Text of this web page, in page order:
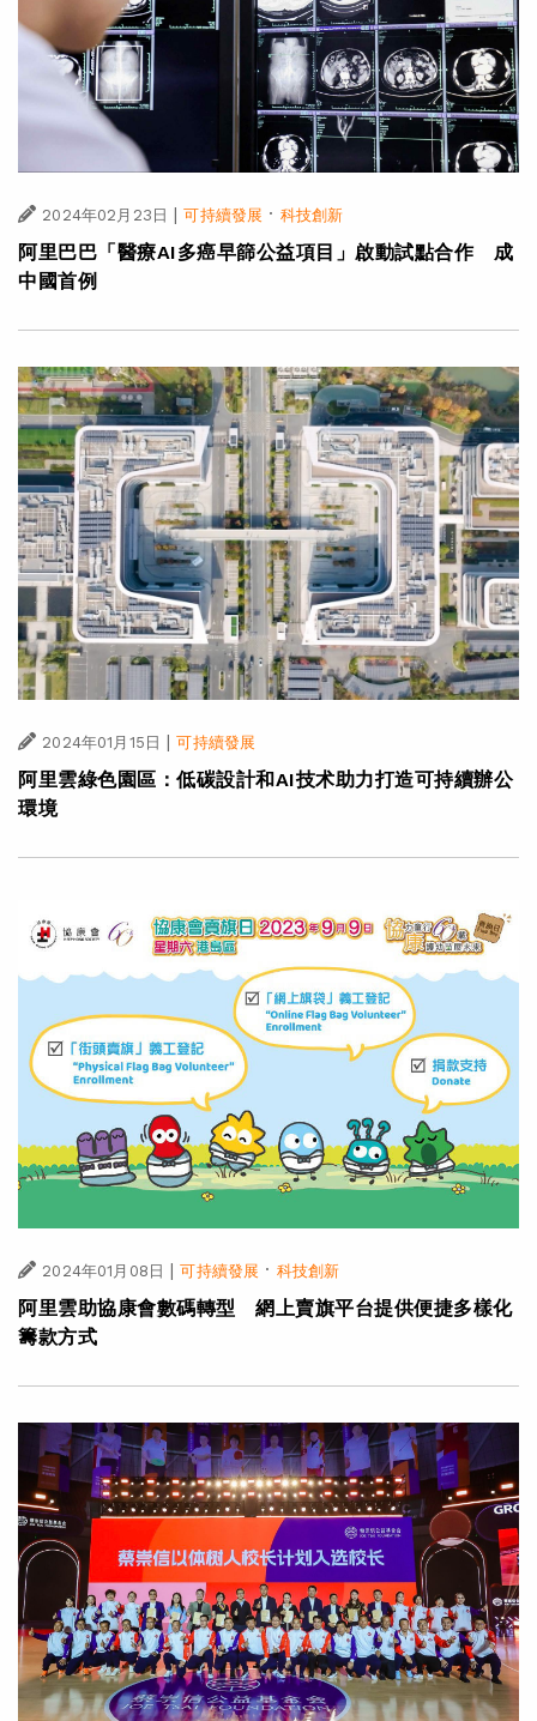
2024年02月23日 | 可持續發展 · 科技創新
阿里巴巴「醫療AI多癌早篩公益項目」啟動試點合作 成
中國首例
2024年01月15日 | 可持續發展
阿里雲綠色園區：低碳設計和AI技术助力打造可持續辦公
環境
2024年01月08日 | 可持續發展 · 科技創新
阿里雲助協康會數碼轉型 網上賣旗平台提供便捷多樣化
籌款方式